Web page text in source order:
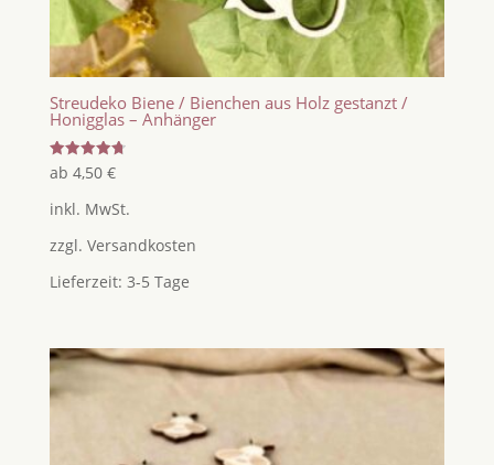
Streudeko Biene / Bienchen aus Holz gestanzt /
Honigglas – Anhänger
Bewertet
mit
von 5
ab 4,50 €
inkl. MwSt.
zzgl. Versandkosten
Lieferzeit: 3-5 Tage